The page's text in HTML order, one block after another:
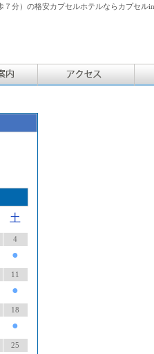
分）の格安カプセルホテルならカプセル
土
4
●
11
●
18
●
25